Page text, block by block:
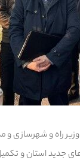
راه و
استان و